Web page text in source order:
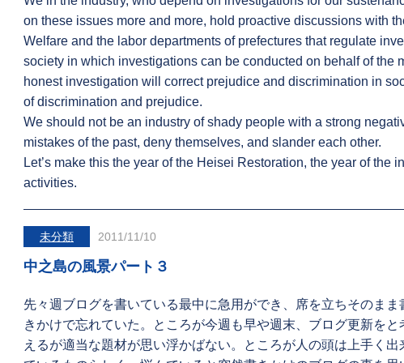
on these issues more and more, hold proactive discussions with
Welfare and the labor departments of prefectures that regulate
society in which investigations can be conducted on behalf of the
honest investigation will correct prejudice and discrimination in
of discrimination and prejudice.
We should not be an industry of shady people with a strong
mistakes of the past, deny themselves, and slander each other.
Let’s make this the year of the Heisei Restoration, the year of the
activities.
未分類 2011/11/10
中之島の風景パート３
先々週ブログを書いている最中に急用ができ、席を立ちそのまま
きかけで忘れていた。ところが今週も早や週末、ブログ更新をと
えるが適当な題材が思い浮かばない。ところが人の頭は上手く出